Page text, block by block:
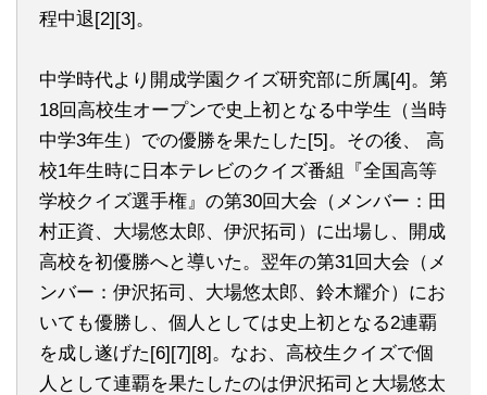
程中退[2][3]。
中学時代より開成学園クイズ研究部に所属[4]。第
18回高校生オープンで史上初となる中学生（当時
中学3年生）での優勝を果たした[5]。その後、 高
校1年生時に日本テレビのクイズ番組『全国高等
学校クイズ選手権』の第30回大会（メンバー：田
村正資、大場悠太郎、伊沢拓司）に出場し、開成
高校を初優勝へと導いた。翌年の第31回大会（メ
ンバー：伊沢拓司、大場悠太郎、鈴木耀介）にお
いても優勝し、個人としては史上初となる2連覇
を成し遂げた[6][7][8]。なお、高校生クイズで個
人として連覇を果たしたのは伊沢拓司と大場悠太